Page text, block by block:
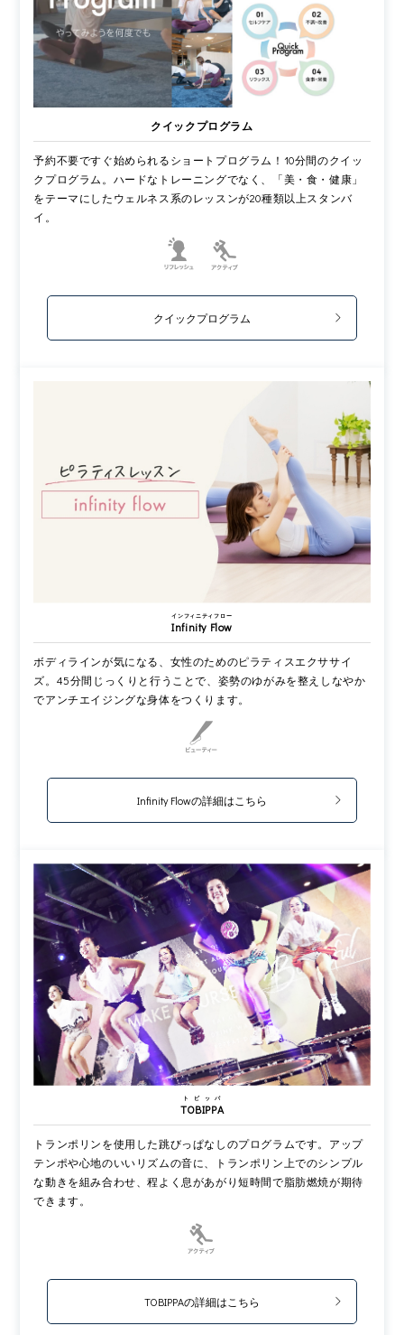
クイックプログラム
予約不要ですぐ始められるショートプログラム！10分間のクイッ
クプログラム。ハードなトレーニングでなく、「美・食・健康」
をテーマにしたウェルネス系のレッスンが20種類以上スタンバ
イ。
クイックプログラム
Infinity Flow
インフィニティフロー
ボディラインが気になる、女性のためのピラティスエクササイ
ズ。45分間じっくりと行うことで、姿勢のゆがみを整えしなやか
でアンチエイジングな身体をつくります。
Infinity Flowの詳細はこちら
TOBIPPA
トビッパ
トランポリンを使用した跳びっぱなしのプログラムです。アップ
テンポや心地のいいリズムの音に、トランポリン上でのシンプル
な動きを組み合わせ、程よく息があがり短時間で脂肪燃焼が期待
できます。
TOBIPPAの詳細はこちら